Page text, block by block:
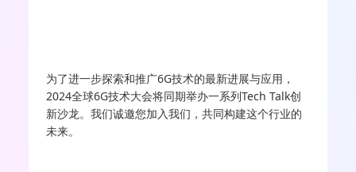
为了进一步探索和推广6G技术的最新进展与应用，
2024全球6G技术大会将同期举办一系列Tech Talk创
新沙龙。我们诚邀您加入我们，共同构建这个行业的
未来。